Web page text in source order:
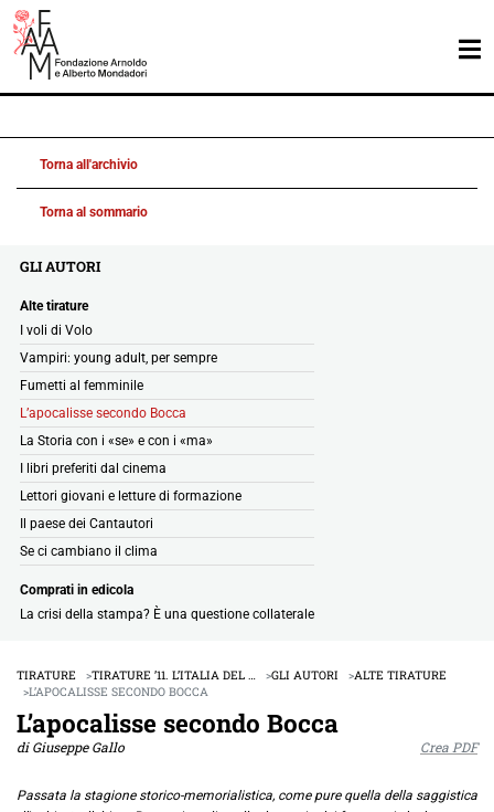
Torna all'archivio
Torna al sommario
GLI AUTORI
Alte tirature
I voli di Volo
Vampiri: young adult, per sempre
Fumetti al femminile
L’apocalisse secondo Bocca
La Storia con i «se» e con i «ma»
I libri preferiti dal cinema
Lettori giovani e letture di formazione
Il paese dei Cantautori
Se ci cambiano il clima
Comprati in edicola
La crisi della stampa? È una questione collaterale
TIRATURE TIRATURE ’11. L’ITALIA DEL … GLI AUTORI
ALTE TIRATURE
L’APOCALISSE SECONDO BOCCA
L’apocalisse secondo Bocca
di Giuseppe Gallo Crea PDF
Passata la stagione storico-memorialistica, come pure quella della saggistica